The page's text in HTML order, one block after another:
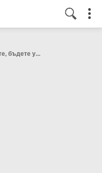
бъдете у...